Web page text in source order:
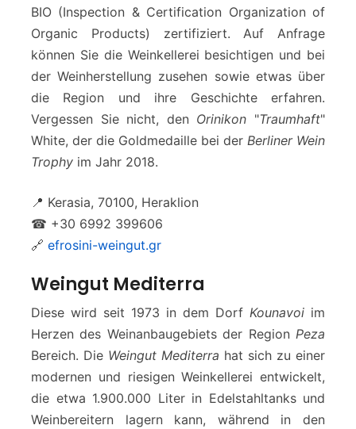
BIO (Inspection & Certification Organization of
Organic Products) zertifiziert. Auf Anfrage
können Sie die Weinkellerei besichtigen und bei
der Weinherstellung zusehen sowie etwas über
die Region und ihre Geschichte erfahren.
Vergessen Sie nicht, den Orinikon "Traumhaft"
White, der die Goldmedaille bei der Berliner Wein
Trophy im Jahr 2018.
📍 Kerasia, 70100, Heraklion
☎ +30 6992 399606
🔗 efrosini-weingut.gr
Weingut Mediterra
Diese wird seit 1973 in dem Dorf Kounavoi im
Herzen des Weinanbaugebiets der Region Peza
Bereich. Die Weingut Mediterra hat sich zu einer
modernen und riesigen Weinkellerei entwickelt,
die etwa 1.900.000 Liter in Edelstahltanks und
Weinbereitern lagern kann, während in den